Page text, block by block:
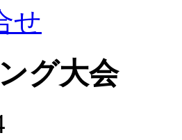
せ
グ大会